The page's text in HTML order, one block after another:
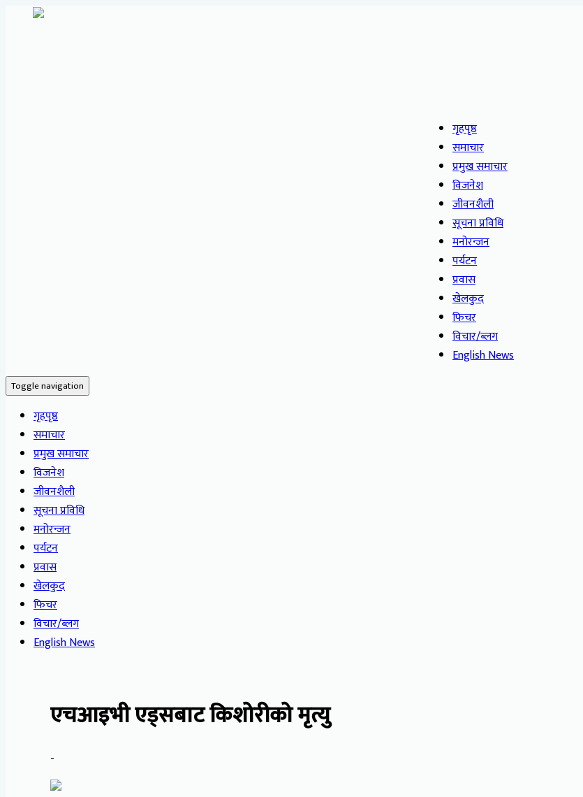
गृहपृष्ठ
समाचार
प्रमुख समाचार
विजनेश
जीवनशैली
सूचना प्रविधि
मनोरन्जन
पर्यटन
प्रवास
खेलकुद
फिचर
विचार/ब्लग
English News
Toggle navigation
गृहपृष्ठ
समाचार
प्रमुख समाचार
विजनेश
जीवनशैली
सूचना प्रविधि
मनोरन्जन
पर्यटन
प्रवास
खेलकुद
फिचर
विचार/ब्लग
English News
एचआइभी एड्सबाट किशोरीको मृत्यु
-